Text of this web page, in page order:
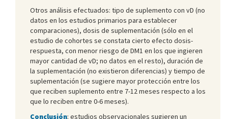
Otros análisis efectuados: tipo de suplemento con vD (no
datos en los estudios primarios para establecer
comparaciones), dosis de suplementación (sólo en el
estudio de cohortes se constata cierto efecto dosis-
respuesta, con menor riesgo de DM1 en los que ingieren
mayor cantidad de vD; no datos en el resto), duración de
la suplementación (no existieron diferencias) y tiempo de
suplementación (se sugiere mayor protección entre los
que reciben suplemento entre 7-12 meses respecto a los
que lo reciben entre 0-6 meses).
Conclusión: estudios observacionales sugieren un